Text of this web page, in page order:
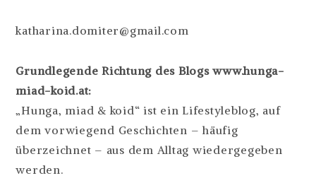
katharina.domiter@gmail.com
Grundlegende Richtung des Blogs www.hunga-
miad-koid.at:
„Hunga, miad & koid“ ist ein Lifestyleblog, auf
dem vorwiegend Geschichten – häufig
überzeichnet – aus dem Alltag wiedergegeben
werden.